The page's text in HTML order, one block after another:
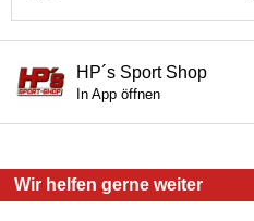
HP´s Sport Shop
In App öffnen
Wir helfen gerne weiter